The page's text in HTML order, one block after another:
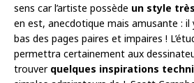
sens car l’artiste possède un style
en est, anecdotique mais amusante : il
bas des pages paires et impaires !
permettra certainement aux
trouver quelques inspirations